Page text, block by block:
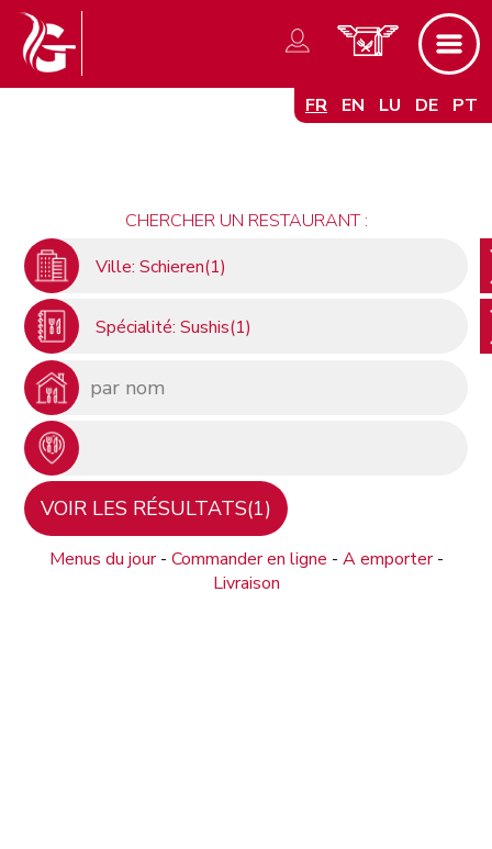
FR EN LU DE PT
CHERCHER UN RESTAURANT :
Ville: Schieren(1)
Spécialité: Sushis(1)
Menus du jour- Commander en ligne - A emporter-
Livraison